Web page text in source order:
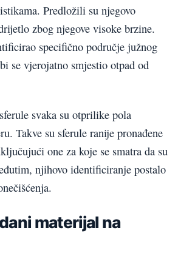
Predložili su njegovo
zbog njegove visoke brzine.
specifično područje južnog
se vjerojatno smjestio otpad od
svaka su otprilike pola
Takve su sferule ranije pronađene
one za koje se smatra da su
njihovo identificiranje postalo
materijal na